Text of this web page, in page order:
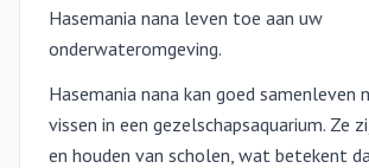
Hasemania nana leven toe aan uw
onderwateromgeving.
Hasemania nana kan goed samenleven
vissen in een gezelschapsaquarium. Ze
en houden van scholen, wat betekent